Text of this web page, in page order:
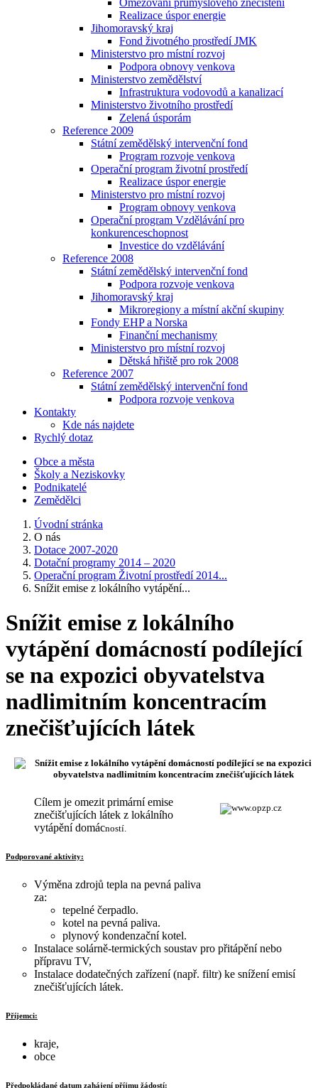
Omezování průmyslového znečištění
Realizace úspor energie
Jihomoravský kraj
Fond životného prostředí JMK
Ministerstvo pro místní rozvoj
Podpora obnovy venkova
Ministerstvo zemědělství
Infrastruktura vodovodů a kanalizací
Ministerstvo životního prostředí
Zelená úsporám
Reference 2009
Státní zemědělský intervenční fond
Program rozvoje venkova
Operační program životní prostředí
Realizace úspor energie
Ministerstvo pro místní rozvoj
Program obnovy venkova
Operační program Vzdělávání pro
konkurenceschopnost
Investice do vzdělávání
Reference 2008
Státní zemědělský intervenční fond
Podpora rozvoje venkova
Jihomoravský kraj
Mikroregiony a místní akční skupiny
Fondy EHP a Norska
Finanční mechanismy
Ministerstvo pro místní rozvoj
Dětská hřiště pro rok 2008
Reference 2007
Státní zemědělský intervenční fond
Podpora rozvoje venkova
Kontakty
Kde nás najdete
Rychlý dotaz
Obce a města
Školy a Neziskovky
Podnikatelé
Zemědělci
Úvodní stránka
O nás
Dotace 2007-2020
Dotační programy 2014 – 2020
Operační program Životní prostředí 2014...
Snížit emise z lokálního vytápění...
Snížit emise z lokálního
vytápění domácností podílející
se na expozici obyvatelstva
nadlimitním koncentracím
znečišťujících látek
Snížit emise z lokálního vytápění domácností podílející se na expozici
obyvatelstva nadlimitním koncentracím znečišťujících látek
Cílem je omezit primární emise
znečišťujících látek z lokálního
vytápění domácností.
Podporované aktivity:
Výměna zdrojů tepla na pevná paliva
za:
tepelné čerpadlo.
kotel na pevná paliva.
plynový kondenzační kotel.
Instalace solárně-termických soustav pro přitápění nebo
přípravu TV,
Instalace dodatečných zařízení (např. filtr) ke snížení emisí
znečišťujících látek.
Příjemci:
kraje,
obce
Předpokládané datum zahájení příjmu žádostí: